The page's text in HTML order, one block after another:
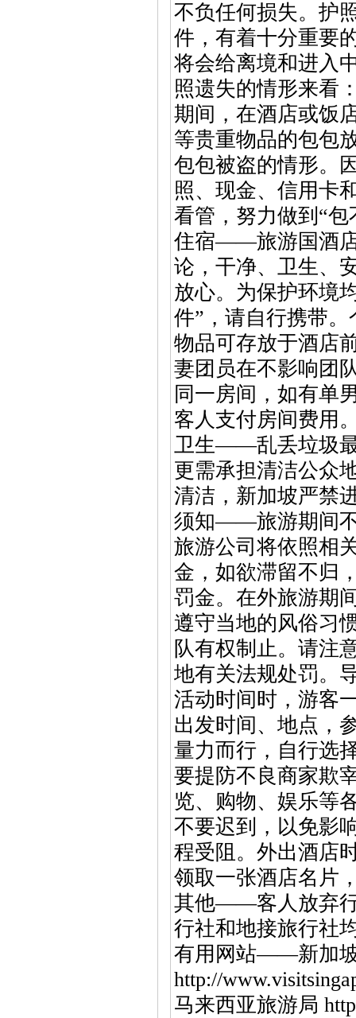
不负任何损失。护
件，有着十分重要
将会给离境和进入
照遗失的情形来看
期间，在酒店或饭
等贵重物品的包包
包包被盗的情形。
照、现金、信用卡
看管，努力做到“
住宿——旅游国酒店
论，干净、卫生、
放心。为保护环境
件”，请自行携带
物品可存放于酒店
妻团员在不影响团
同一房间，如有单
客人支付房间费用
卫生——乱丢垃圾最
更需承担清洁公众
清洁，新加坡严禁
须知——旅游期间不
旅游公司将依照相
金，如欲滞留不归
罚金。在外旅游期
遵守当地的风俗习
队有权制止。请注
地有关法规处罚。
活动时间时，游客
出发时间、地点，
量力而行，自行选
要提防不良商家欺
览、购物、娱乐等
不要迟到，以免影
程受阻。外出酒店
领取一张酒店名片
其他——客人放弃行
行社和地接旅行社
有用网站——新加
http://
马来西亚旅游局